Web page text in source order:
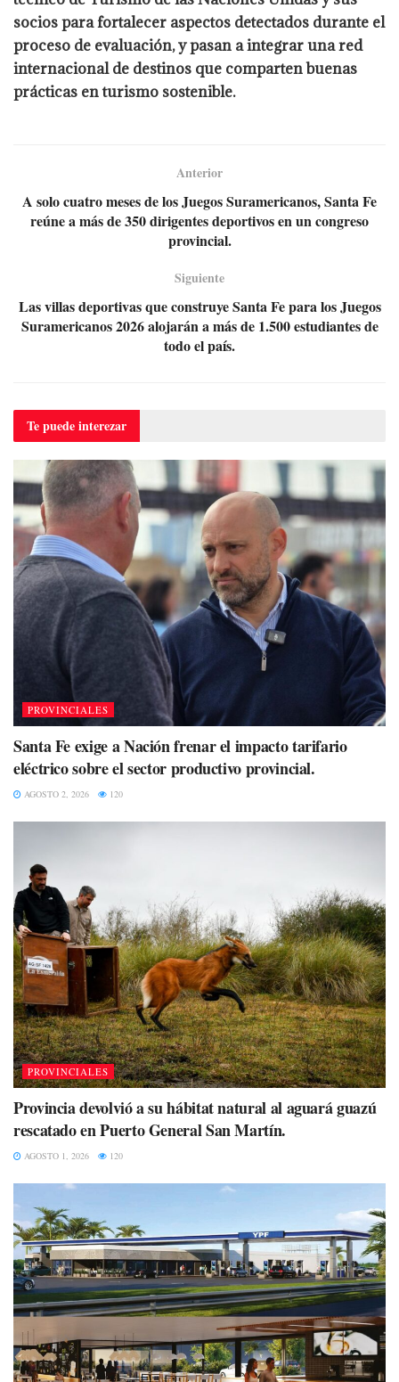
socios para fortalecer aspectos detectados durante el
proceso de evaluación, y pasan a integrar una red
internacional de destinos que comparten buenas
prácticas en turismo sostenible.
Anterior
A solo cuatro meses de los Juegos Suramericanos, Santa Fe
reúne a más de 350 dirigentes deportivos en un congreso
provincial.
Siguiente
Las villas deportivas que construye Santa Fe para los Juegos
Suramericanos 2026 alojarán a más de 1.500 estudiantes de
todo el país.
Te puedeinterezar
PROVINCIALES
Santa Fe exige a Nación frenar el impacto tarifario
eléctrico sobre el sector productivo provincial.
AGOSTO 2, 2026 120
PROVINCIALES
Provincia devolvió a su hábitat natural al aguará guazú
rescatado en Puerto General San Martín.
AGOSTO 1, 2026 120